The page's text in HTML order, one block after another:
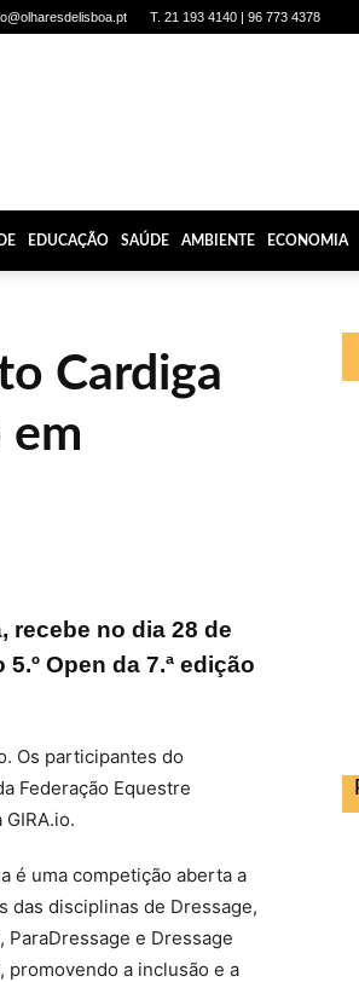
T. 21 193 4140 | 96 773 4378
EDUCAÇÃO SAÚDE AMBIENTE ECONOMIA
Cardiga
em
recebe no dia 28 de
Open da 7.ª edição
Os participantes do
Federação Equestre
é uma competição aberta a
das disciplinas de Dressage,
ParaDressage e Dressage
promovendo a inclusão e a